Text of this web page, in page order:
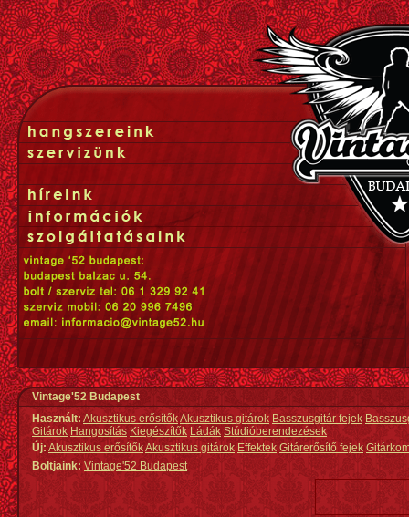
Vintage'52 Budapest
Használt: Akusztikus erősítőkAkusztikus gitárok Basszusgitár fejek
Gitárok Hangosítás Kiegészítők Ládák Stúdióberendezések
Új:Akusztikus erősítőkAkusztikus gitárok Effektek Gitárerősítő fejek
Boltjaink: Vintage'52 Budapest